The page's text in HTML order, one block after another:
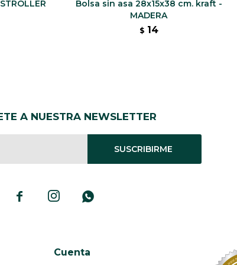
Bolsa sin asa 28x15x38 cm. kraft -
MADERA
$ 14
A NUESTRA NEWSLETTER
SUSCRIBIRME
  
Cuenta